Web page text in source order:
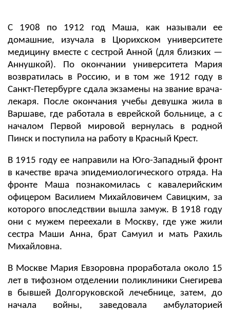
С 1908 по 1912 год Маша, как называли ее
домашние, изучала в Цюрихском университете
медицину вместе с сестрой Анной (для близких —
Аннушкой). По окончании университета Мария
возвратилась в Россию, и в том же 1912 году в
Санкт-Петербурге сдала экзамены на звание врача-
лекаря. После окончания учебы девушка жила в
Варшаве, где работала в еврейской больнице, а с
началом Первой мировой вернулась в родной
Пинск и поступила на работу в Красный Крест.
В 1915 году ее направили на Юго-Западный фронт
в качестве врача эпидемиологического отряда. На
фронте Маша познакомилась с кавалерийским
офицером Василием Михайловичем Савицким, за
которого впоследствии вышла замуж. В 1918 году
они с мужем переехали в Москву, где уже жили
сестра Маши Анна, брат Самуил и мать Рахиль
Михайловна.
В Москве Мария Евзоровна проработала около 15
лет в тифозном отделении поликлиники Снегирева
в бывшей Долгоруковской лечебнице, затем, до
начала войны, заведовала амбулаторией